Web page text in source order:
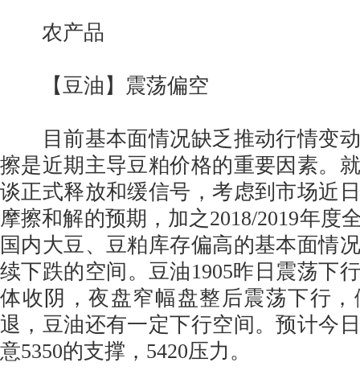
农产品
【豆油】震荡偏空
目前基本面情况缺乏推动行情变动
擦是近期主导豆粕价格的重要因素。
谈正式释放和缓信号，考虑到市场近
摩擦和解的预期，加之2018/2019年度
国内大豆、豆粕库存偏高的基本面情
续下跌的空间。豆油1905昨日震荡下
体收阴，夜盘窄幅盘整后震荡下行
退，豆油还有一定下行空间。预计今
意5350的支撑，5420压力。